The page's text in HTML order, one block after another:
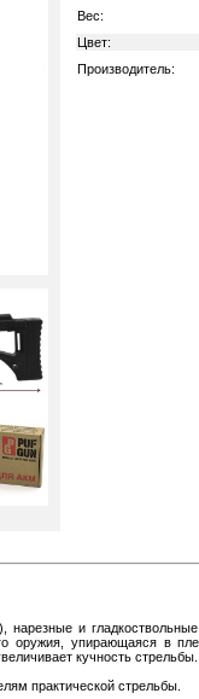
Вес:
Цвет:
Производитель:
нарезные и
оружия, упирающаяся в
кучность стрельбы.
практической стрельбы.